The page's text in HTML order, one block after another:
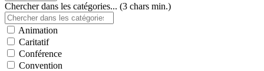
Chercher dans les catégories... (3 chars min.)
Animation
Caritatif
Conférence
Convention